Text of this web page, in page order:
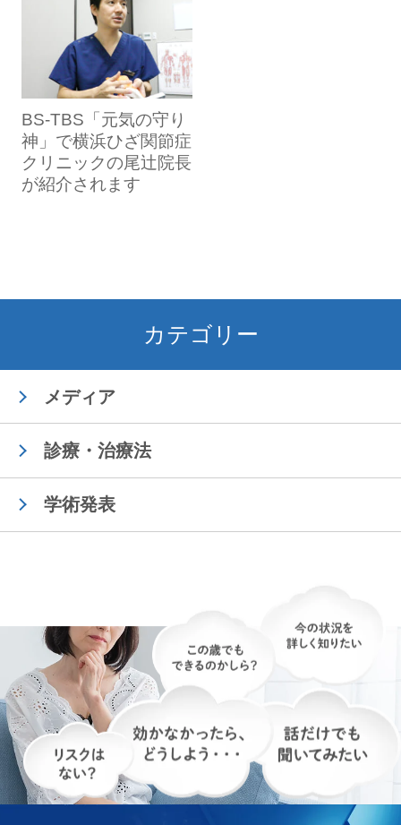
BS-TBS「元気の守り
神」で横浜ひざ関節症
クリニックの尾辻院長
が紹介されます
カテゴリー
メディア
診療・治療法
学術発表